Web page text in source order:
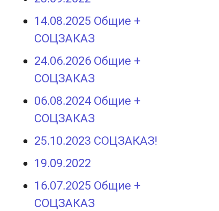
14.08.2025 Общие +
СОЦЗАКАЗ
24.06.2026 Общие +
СОЦЗАКАЗ
06.08.2024 Общие +
СОЦЗАКАЗ
25.10.2023 СОЦЗАКАЗ!
19.09.2022
16.07.2025 Общие +
СОЦЗАКАЗ